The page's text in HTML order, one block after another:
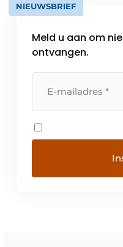
NIEUWSBRIEF
Meld u aan om
ontvangen.